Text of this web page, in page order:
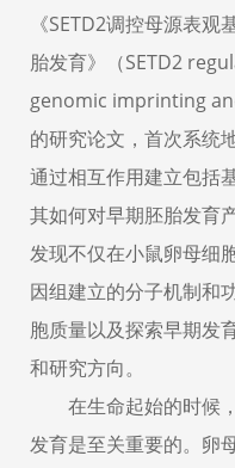
《SETD2调控母源表
胎发育》（SETD2
genomic imprinting
的研究论文，首次系统
通过相互作用建立包括
其如何对早期胚胎发育
发现不仅在小鼠卵母细
因组建立的分子机制和
胞质量以及探索早期发
和研究方向。
在生命起始的时候，
发育是至关重要的。卵